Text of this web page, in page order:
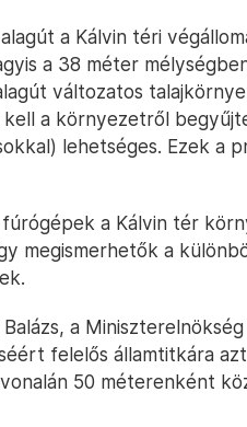
a Kálvin téri
a 38 méter
változatos
a környezetről
lehetséges. Ezek a
a Kálvin tér
megismerhetők a
a
felelős államtitkára
50 méterenként